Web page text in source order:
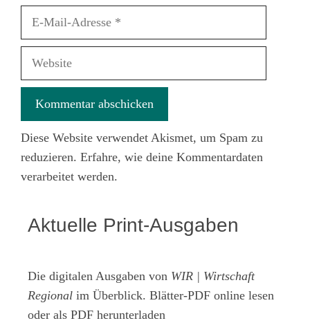
Website
Diese Website verwendet Akismet, um Spam zu
reduzieren. Erfahre, wie deine Kommentardaten
verarbeitet werden.
Aktuelle Print-Ausgaben
Die digitalen Ausgaben von WIR | Wirtschaft
Regional im Überblick. Blätter-PDF online lesen
oder als PDF herunterladen